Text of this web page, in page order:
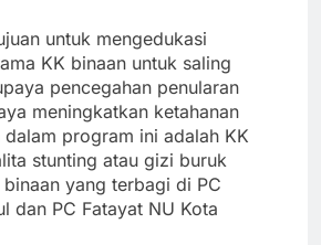
untuk mengedukasi
KK binaan untuk saling
pencegahan penularan
meningkatkan ketahanan
dalam program ini adalah KK
stunting atau gizi buruk
yang terbagi di PC
dan PC Fatayat NU Kota